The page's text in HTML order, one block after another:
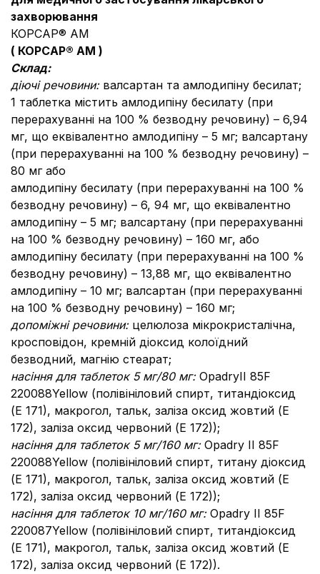
захворювання
КОРСАР® АМ
( КОРСАР® АМ )
Склад:
діючі речовини:валсартан та амлодипіну бесилат;
1 таблетка містить амлодипіну бесилату (при
перерахуванні на 100 % безводну речовину) – 6,94
мг, що еквівалентно амлодипіну – 5 мг; валсартану
(при перерахуванні на 100 % безводну речовину) –
80 мг або
амлодипіну бесилату (при перерахуванні на 100 %
безводну речовину) – 6, 94 мг, що еквівалентно
амлодипіну – 5 мг; валсартану (при перерахуванні
на 100 % безводну речовину) – 160 мг, або
амлодипіну бесилату (при перерахуванні на 100 %
безводну речовину) – 13,88 мг, що еквівалентно
амлодипіну – 10 мг; валсартан (при перерахуванні
на 100 % безводну речовину) – 160 мг;
допоміжні речовини:целюлоза мікрокристалічна,
кросповідон, кремній діоксид колоїдний
безводний, магнію стеарат;
насіння для таблеток 5 мг/80 мг:OpadryII 85F
220088Yellow (полівініловий спирт, титандіоксид
(Е 171), макрогол, тальк, заліза оксид жовтий (Е
172), заліза оксид червоний (Е 172));
насіння для таблеток 5 мг/160 мг:Opadry ІІ 85F
220088Yellow (полівініловий спирт, титану діоксид
(Е 171), макрогол, тальк, заліза оксид жовтий (Е
172), заліза оксид червоний (Е 172));
насіння для таблеток 10 мг/160 мг:Opadry ІІ 85F
220087Yellow (полівініловий спирт, титандіоксид
(Е 171), макрогол, тальк, заліза оксид жовтий (Е
172), заліза оксид червоний (Е 172)).